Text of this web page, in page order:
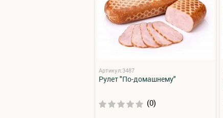
Артикул:3487
Рулет "По-домашнему"
(0)